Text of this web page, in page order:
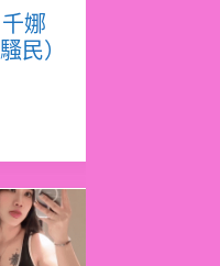
娜
民）